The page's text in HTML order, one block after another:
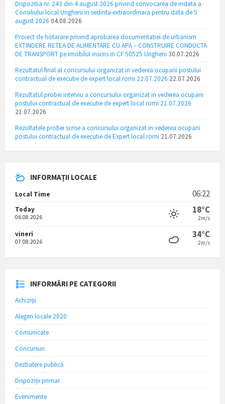
Dispozitia nr. 243 din 4 august 2026 privind convocarea de indata a
Consiliului local Ungheni in sedinta extraordinara pentru data de 5
august 2026 04.08.2026
Proiect de hotarare privind aprobarea documentatiei de urbanism
EXTINDERE RETEA DE ALIMENTARE CU APA – CONSTRUIRE CONDUCTA
DE TRANSPORT pe imobilul inscris in CF 50525 Ungheni 30.07.2026
Rezultatul final al concursului organizat in vederea ocuparii postului
contractual de executie de expert local romi 22.07.2026 22.07.2026
Rezultatul probei interviu a concursului organizat in vederea ocuparii
postului contractual de executie de expert local romi 21.07.2026
21.07.2026
Rezultatele probei scrise a concursului organizat in vederea ocuparii
postului contractual de executie de Expert local romi 21.07.2026
INFORMAȚII LOCALE
Local Time 06:22
Today
06.08.2026
18°C
2m/s
vineri
07.08.2026
34°C
2m/s
INFORMĂRI PE CATEGORII
Achiziții
Alegeri locale 2020
Comunicate
Concursuri
Dezbatere publică
Dispoziții primar
Evenimente